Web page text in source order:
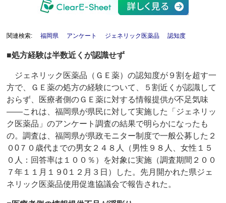
関連検索: 福岡県 アンケート ジェネリック医薬品 認知度
■処方経験は半数近くが認識せず
ジェネリック医薬品（ＧＥ薬）の認知度が９割を超す一
方で、ＧＥ薬の処方の経験について、５割近くが認識して
おらず、医療者側のＧＥ薬に対する情報提供が不足気味
――これは、福岡県が県民に対して実施した「ジェネリッ
ク医薬品」のアンケート調査の結果で明らかになったも
の。調査は、福岡県が県政モニター制度で一般公募した２
０0７０歳代までの男女２４８人（男性９８人、女性１５
０人：回答率は１００％）を対象に実施（調査期間２００
７年１１月１９0１２月３日）した。先月開かれた県ジェ
ネリック医薬品使用促進協議会で報告された。